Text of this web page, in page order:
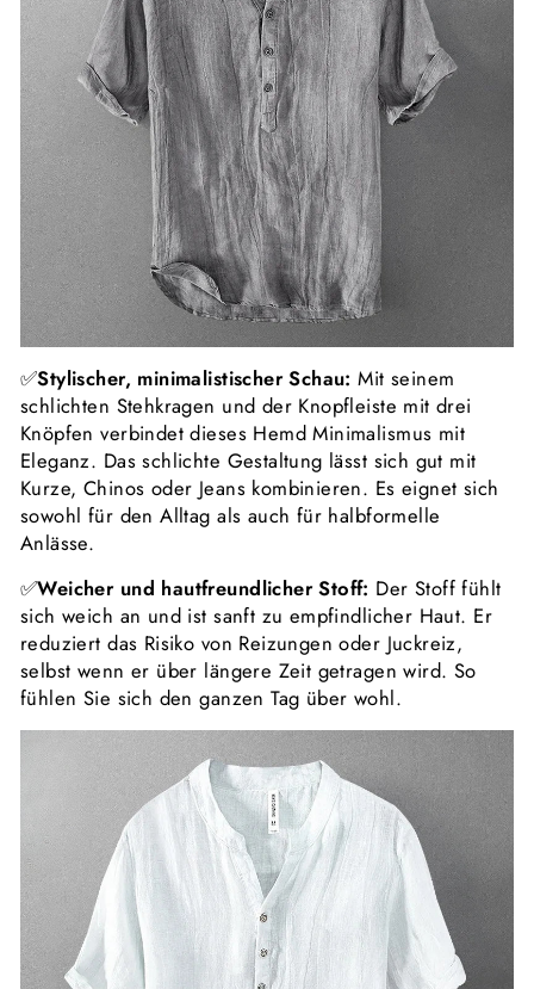
✅Stylischer, minimalistischer Schau:Mit seinem
schlichten Stehkragen und der Knopfleiste mit drei
Knöpfen verbindet dieses Hemd Minimalismus mit
Eleganz. Das schlichte Gestaltung lässt sich gut mit
Kurze, Chinos oder Jeans kombinieren. Es eignet sich
sowohl für den Alltag als auch für halbformelle
Anlässe.
✅Weicher und hautfreundlicher Stoff: Der Stoff fühlt
sich weich an und ist sanft zu empfindlicher Haut. Er
reduziert das Risiko von Reizungen oder Juckreiz,
selbst wenn er über längere Zeit getragen wird. So
fühlen Sie sich den ganzen Tag über wohl.